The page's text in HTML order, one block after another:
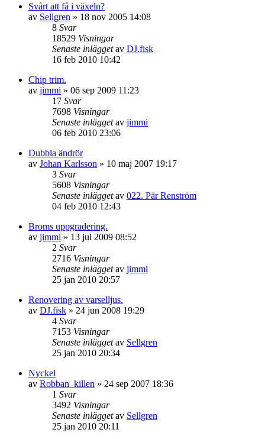
Svårt att få i växeln?
av Sellgren » 18 nov 2005 14:08
8 Svar
18529 Visningar
Senaste inläggetav DJ.fisk
16 feb 2010 10:42
Chip trim.
av jimmi » 06 sep 2009 11:23
17 Svar
7698 Visningar
Senaste inläggetav jimmi
06 feb 2010 23:06
Dubbla ändrör
av Johan Karlsson » 10 maj 2007 19:17
3 Svar
5608 Visningar
Senaste inläggetav 022. Pär Renström
04 feb 2010 12:43
Broms uppgradering.
av jimmi » 13 jul 2009 08:52
2 Svar
2716 Visningar
Senaste inläggetav jimmi
25 jan 2010 20:57
Renovering av varselljus.
av DJ.fisk » 24 jun 2008 19:29
4 Svar
7153 Visningar
Senaste inläggetav Sellgren
25 jan 2010 20:34
Nyckel
av Robban_killen » 24 sep 2007 18:36
1 Svar
3492 Visningar
Senaste inläggetav Sellgren
25 jan 2010 20:11